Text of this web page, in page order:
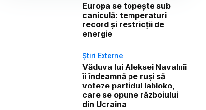
Europa se topește sub
caniculă: temperaturi
record și restricții de
energie
Știri Externe
Văduva lui Aleksei Navalnîi
îi îndeamnă pe ruși să
voteze partidul Iabloko,
care se opune războiului
din Ucraina